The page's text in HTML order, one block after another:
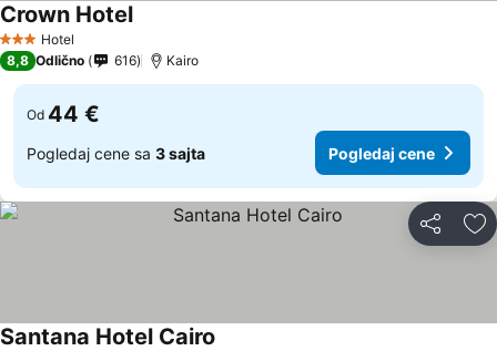
3 Zvezdice
Hotel
Crown HotelPogledaj cene
8,8 Odlično 616 Kairo
Od 44 €
Pogledaj cene sa 3 sajta Pogledaj cene
Deli
Santana Hotel Cairo